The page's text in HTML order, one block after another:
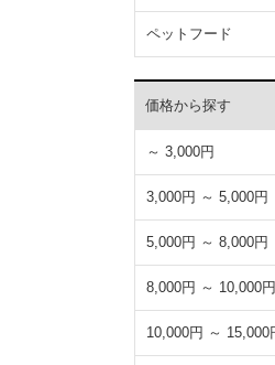
ペットフード
価格から探す
～ 3,000円
3,000円 ～ 5,000円
5,000円 ～ 8,000円
8,000円 ～ 10,000円
10,000円 ～ 15,000